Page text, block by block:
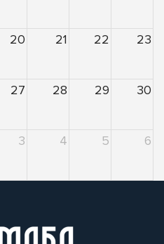
20 21 22 23
27 28 29 30
3 4 5 6